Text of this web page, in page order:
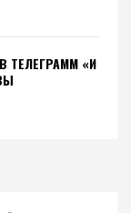
ТЕЛЕГРАММ «И